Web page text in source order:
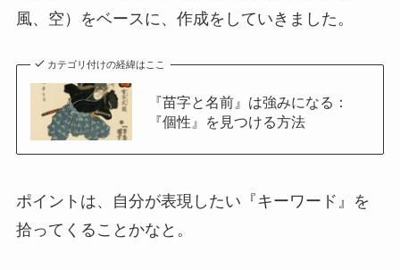
風、空）をベースに、作成をしていきました。
カテゴリ付けの経緯はここ
『苗字と名前』は強みになる：
『個性』を見つける方法
ポイントは、自分が表現したい『キーワード』を
拾ってくることかなと。